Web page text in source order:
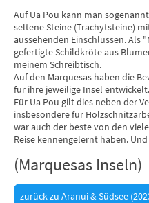
Auf Ua Pou kann man
seltene Steine (Trachytsteine)
aussehenden Einschlüssen.
gefertigte Schildkröte aus
meinem Schreibtisch.
Auf den Marquesas haben die
für ihre jeweilige Insel entwickelt.
Für Ua Pou gilt dies neben der
insbesondere für
war auch der beste von den
Reise kennengelernt haben.
(Marquesas Inseln)
zurück zu Aranui & Südsee